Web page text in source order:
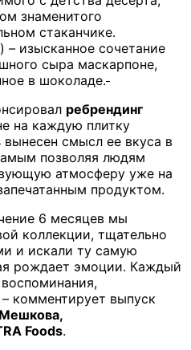
знаменитого
стаканчике.
– изысканное сочетание
сыра маскарпоне,
в шоколаде.
ребрендинг
на каждую плитку
смысл ее вкуса в
позволяя людям
атмосферу уже на
продуктом.
6 месяцев мы
коллекции, тщательно
и искали ту самую
рождает эмоции. Каждый
воспоминания,
комментирует выпуск
Foods.